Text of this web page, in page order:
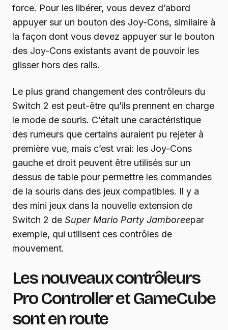
force. Pour les libérer, vous devez d’abord
appuyer sur un bouton des Joy-Cons, similaire à
la façon dont vous devez appuyer sur le bouton
des Joy-Cons existants avant de pouvoir les
glisser hors des rails.
Le plus grand changement des contrôleurs du
Switch 2 est peut-être qu’ils prennent en charge
le mode de souris. C’était une caractéristique
des rumeurs que certains auraient pu rejeter à
première vue, mais c’est vrai: les Joy-Cons
gauche et droit peuvent être utilisés sur un
dessus de table pour permettre les commandes
de la souris dans des jeux compatibles. Il y a
des mini jeux dans la nouvelle extension de
Switch 2 de Super Mario Party Jamboreepar
exemple, qui utilisent ces contrôles de
mouvement.
Les nouveaux contrôleurs
Pro Controller et GameCube
sont en route